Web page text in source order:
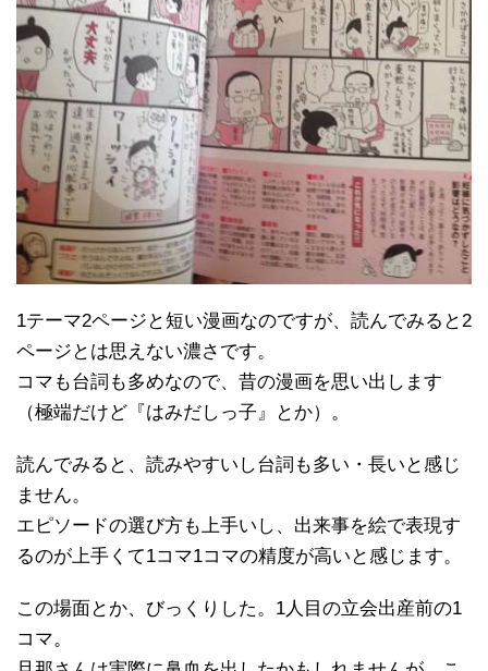
1テーマ2ページと短い漫画なのですが、読んでみると2
ページとは思えない濃さです。
コマも台詞も多めなので、昔の漫画を思い出します
（極端だけど『はみだしっ子』とか）。
読んでみると、読みやすいし台詞も多い・長いと感じ
ません。
エピソードの選び方も上手いし、出来事を絵で表現す
るのが上手くて1コマ1コマの精度が高いと感じます。
この場面とか、びっくりした。1人目の立会出産前の1
コマ。